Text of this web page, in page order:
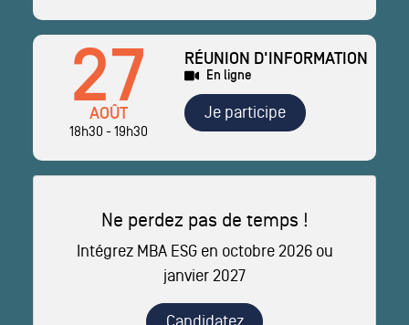
27
AOÛT
18h30 - 19h30
RÉUNION D'INFORMATION
En ligne
Je participe
Ne perdez pas de temps !
Intégrez MBA ESG en octobre 2026 ou
janvier 2027